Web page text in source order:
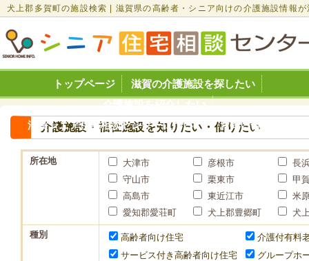
犬上郡多賀町の施設検索 | 滋賀県の高齢者・シニア向けの介護施設情報が
トップページ
滋賀の介護施設を探したい
介護施設を紹介したい
滋賀シニア住宅相談センターについて
お問い合わせ
介護施設・福祉施設を知りたい・借りたい
所在地 大津市 彦根市
長
守山市
栗東市
甲
高島市
東近江市
米
愛知郡愛荘町
犬上郡豊郷町 犬
種別 高齢者向け住宅
介護付有料
サービス付き高齢者向け住宅
グループホ